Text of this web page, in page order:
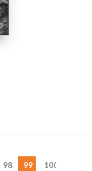
98 99
100